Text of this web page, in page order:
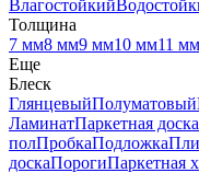
Влагостойкий
Толщина
7 мм8 мм9 мм10 мм11 мм
Еще
Блеск
ГлянцевыйПолуматовый
ЛаминатПаркетная доска
полПробкаПодложка
доскаПорогиПаркетная